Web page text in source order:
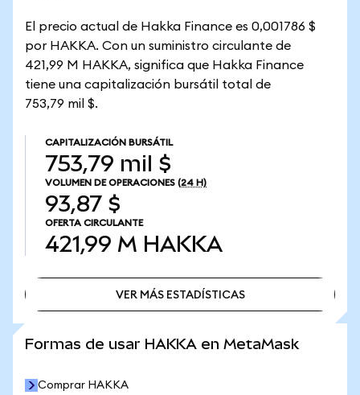
El precio actual de Hakka Finance es 0,001786 $
por HAKKA. Con un suministro circulante de
421,99 M HAKKA, significa que Hakka Finance
tiene una capitalización bursátil total de
753,79 mil $.
CAPITALIZACIÓN BURSÁTIL
753,79 mil $
VOLUMEN DE OPERACIONES (24 H)
93,87 $
OFERTA CIRCULANTE
421,99 M HAKKA
VER MÁS ESTADÍSTICAS
Formas de usar HAKKA en MetaMask
Comprar HAKKA